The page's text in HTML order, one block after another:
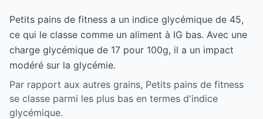
Petits pains de fitness a un indice glycémique de 45,
ce qui le classe comme un aliment à IG bas. Avec une
charge glycémique de 17 pour 100g, il a un impact
modéré sur la glycémie.
Par rapport aux autres grains, Petits pains de fitness
se classe parmi les plus bas en termes d'indice
glycémique.